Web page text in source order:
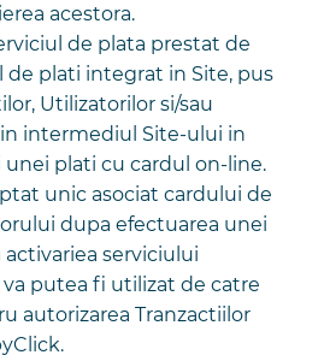
acestora.
de plata prestat de
de plati integrat in Site, pus
Utilizatorilor si/sau
intermediul Site-ului in
plati cu cardul on-line.
unic asociat cardului de
dupa efectuarea unei
serviciului
va putea fi utilizat de catre
autorizarea Tranzactiilor